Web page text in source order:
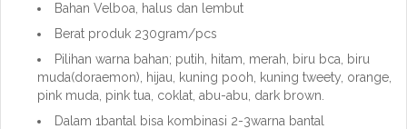
Bahan Velboa, halus dan lembut
Berat produk 230gram/pcs
Pilihan warna bahan; putih, hitam, merah, biru bca, biru
muda(doraemon), hijau, kuning pooh, kuning tweety, orange,
pink muda, pink tua, coklat, abu-abu, dark brown.
Dalam 1bantal bisa kombinasi 2-3warna bantal